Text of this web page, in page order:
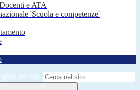
e ATA
'Scuola e competenze'
del sito